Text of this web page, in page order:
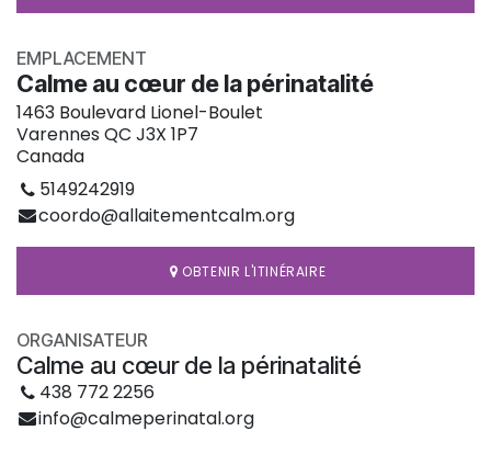
EMPLACEMENT
Calme au cœur de la périnatalité
1463 Boulevard Lionel-Boulet
Varennes QC J3X 1P7
Canada
5149242919
coordo@allaitementcalm.org
OBTENIR L'ITINÉRAIRE
ORGANISATEUR
Calme au cœur de la périnatalité
438 772 2256
info@calmeperinatal.org